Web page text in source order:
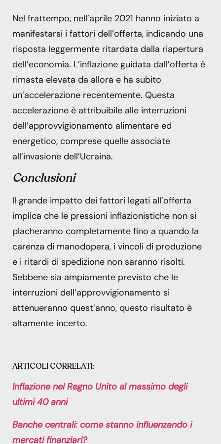
Nel frattempo, nell’aprile 2021 hanno iniziato a
manifestarsi i fattori dell’offerta, indicando una
risposta leggermente ritardata dalla riapertura
dell’economia. L’inflazione guidata dall’offerta è
rimasta elevata da allora e ha subito
un’accelerazione recentemente. Questa
accelerazione è attribuibile alle interruzioni
dell’approvvigionamento alimentare ed
energetico, comprese quelle associate
all’invasione dell’Ucraina.
Conclusioni
Il grande impatto dei fattori legati all’offerta
implica che le pressioni inflazionistiche non si
placheranno completamente fino a quando la
carenza di manodopera, i vincoli di produzione
e i ritardi di spedizione non saranno risolti.
Sebbene sia ampiamente previsto che le
interruzioni dell’approvvigionamento si
attenueranno quest’anno, questo risultato è
altamente incerto.
ARTICOLI CORRELATI:
Inflazione nel Regno Unito al massimo degli
ultimi 40 anni
Banche centrali: come stanno influenzando i
mercati finanziari?